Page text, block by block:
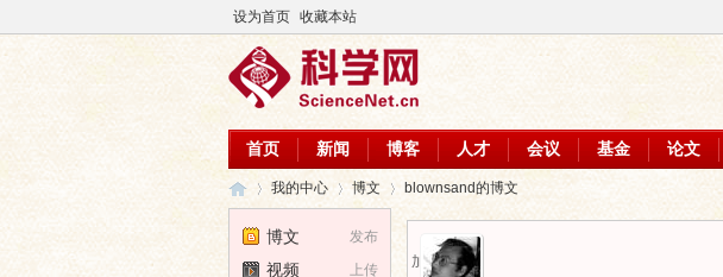
设为首页 收藏本站
首页 新闻 博客 人才 会议 基金 论文
我的中心 博文 blownsand的博文
加为好友
发布
博文
上传
视频